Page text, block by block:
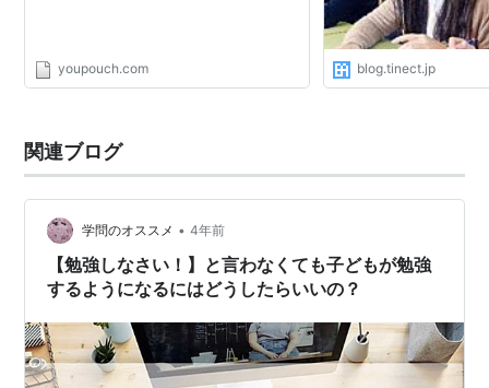
youpouch.com blog.tinect.jp
関連ブログ
学問のオススメ • 4年前
【勉強しなさい！】と言わなくても子どもが勉強
するようになるにはどうしたらいいの？